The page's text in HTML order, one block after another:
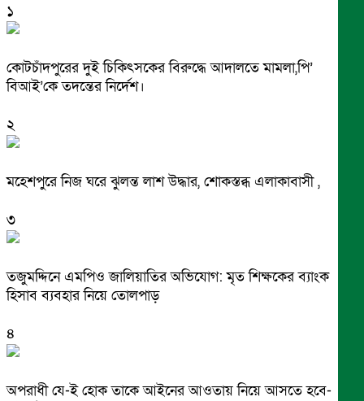
১
কোটচাঁদপুরের দুই চিকিৎসকের বিরুদ্ধে আদালতে মামলা,পি’
বিআই’কে তদন্তের নির্দেশ।
২
মহেশপুরে নিজ ঘরে ঝুলন্ত লাশ উদ্ধার, শোকস্তব্ধ এলাকাবাসী ,
৩
তজুমদ্দিনে এমপিও জালিয়াতির অভিযোগ: মৃত শিক্ষকের ব্যাংক
হিসাব ব্যবহার নিয়ে তোলপাড়
৪
অপরাধী যে-ই হোক তাকে আইনের আওতায় নিয়ে আসতে হবে-